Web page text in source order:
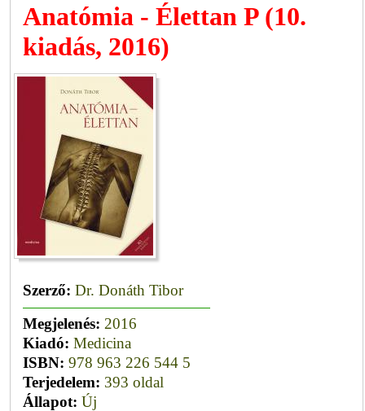
Anatómia - Élettan P (10.
kiadás, 2016)
Szerző: Dr. Donáth Tibor
Megjelenés: 2016
Kiadó: Medicina
ISBN: 978 963 226 544 5
Terjedelem: 393 oldal
Állapot: Új